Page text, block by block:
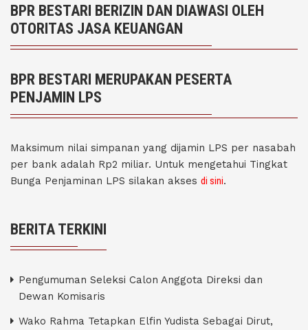
BPR BESTARI BERIZIN DAN DIAWASI OLEH
OTORITAS JASA KEUANGAN
BPR BESTARI MERUPAKAN PESERTA
PENJAMIN LPS
Maksimum nilai simpanan yang dijamin LPS per nasabah
per bank adalah Rp2 miliar. Untuk mengetahui Tingkat
Bunga Penjaminan LPS silakan akses di sini.
BERITA TERKINI
Pengumuman Seleksi Calon Anggota Direksi dan
Dewan Komisaris
Wako Rahma Tetapkan Elfin Yudista Sebagai Dirut,